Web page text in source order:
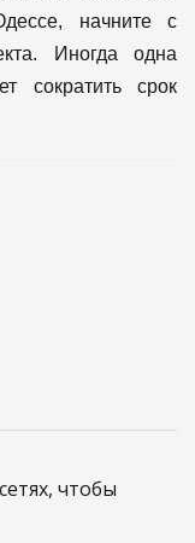
начните с
Иногда одна
сократить срок
чтобы